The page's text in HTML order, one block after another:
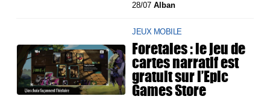
28/07Alban
JEUX MOBILE
Foretales : le jeu de
cartes narratif est
gratuit sur l’Epic
Games Store